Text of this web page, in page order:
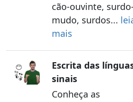
cão-ouvinte, surdo-
mudo, surdos...
mais
Escrita das
sinais
Conheça as